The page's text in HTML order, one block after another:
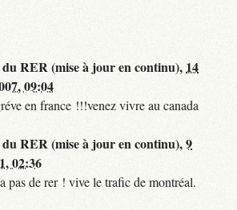
RER (mise à jour en continu), 14
09:04
en france !!!venez vivre au canada
du RER (mise à jour en continu),9
02:36
pas de rer ! vive le trafic de montréal.